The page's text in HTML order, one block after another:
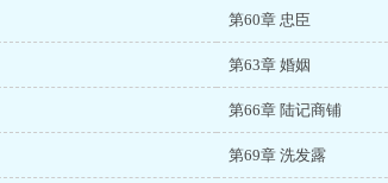
第60章 忠臣
第63章 婚姻
第66章 陆记商铺
第69章 洗发露